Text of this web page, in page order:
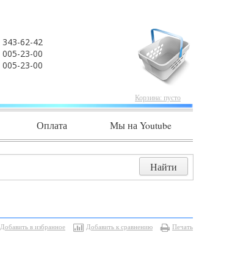
343-62-42
005-23-00
005-23-00
Корзина: пусто
Оплата Мы на Youtube
Добавить в избранное Добавить к сравнению Печать